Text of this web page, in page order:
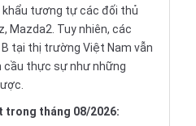
khẩu tương tự các đối thủ
Mazda2. Tuy nhiên, các
tại thị trường Việt Nam vẫn
thực sự như những
trong tháng 08/2026: